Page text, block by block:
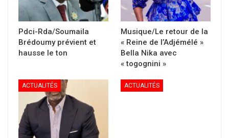
Pdci-Rda/Soumaila
Brédoumy prévient et
hausse le ton
Musique/Le retour de la
« Reine de l’Adjémélé »
Bella Nika avec
« togognini »
ACTUALITÉS ACTUALITÉS